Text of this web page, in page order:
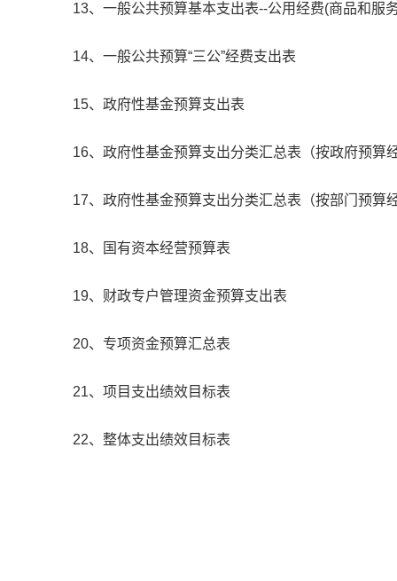
13、一般公共预算基本支出表--公用经费(商品和服
14、一般公共预算“三公”经费支出表
15、政府性基金预算支出表
16、政府性基金预算支出分类汇总表（按政府预算
17、政府性基金预算支出分类汇总表（按部门预算
18、国有资本经营预算表
19、财政专户管理资金预算支出表
20、专项资金预算汇总表
21、项目支出绩效目标表
22、整体支出绩效目标表